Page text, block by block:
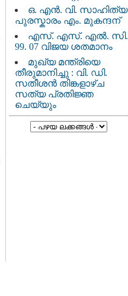
ഒ. എൻ. വി. സാഹിത്യ
പുരസ്കാരം എം. മുകന്ദന്
എസ്. എസ്. എൽ. സി.
99. 07 വിജയ ശതമാനം
മുഖ്യ മന്ത്രിയെ
തീരുമാനിച്ചു : വി. ഡി.
സതീശന്‍ തിങ്കളാഴ്ച
സത്യ പ്രതിജ്ഞ
ചെയ്യും